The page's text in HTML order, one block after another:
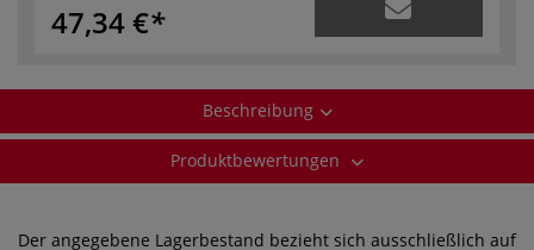
47,34 €
Beschreibung
Produktbewertungen
Der angegebene Lagerbestand bezieht sich ausschließlich auf